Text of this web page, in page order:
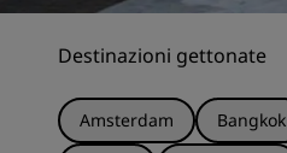
Destinazioni gettonate
Amsterdam Bangkok